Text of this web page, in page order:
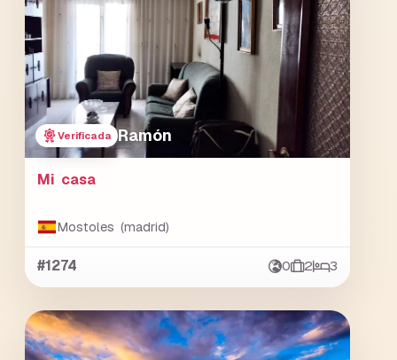
Verificada Ramón
Mi casa
Mostoles (madrid)
#1274 0 2 3